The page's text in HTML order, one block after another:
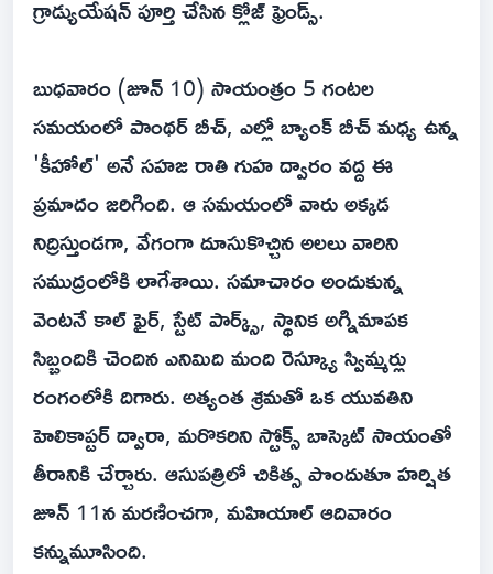
గ్రాడ్యుయేషన్ పూర్తి చేసిన క్లోజ్ ఫ్రెండ్స్.
బుధవారం (జూన్ 10) సాయంత్రం 5 గంటల
సమయంలో పాంథర్ బీచ్, ఎల్లో బ్యాంక్ బీచ్ మధ్య ఉన్న
'కీహోల్' అనే సహజ రాతి గుహ ద్వారం వద్ద ఈ
ప్రమాదం జరిగింది. ఆ సమయంలో వారు అక్కడ
నిద్రిస్తుండగా, వేగంగా దూసుకొచ్చిన అలలు వారిని
సముద్రంలోకి లాగేశాయి. సమాచారం అందుకున్న
వెంటనే కాల్ ఫైర్, స్టేట్ పార్క్స్, స్థానిక అగ్నిమాపక
సిబ్బందికి చెందిన ఎనిమిది మంది రెస్క్యూ స్విమ్మర్లు
రంగంలోకి దిగారు. అత్యంత శ్రమతో ఒక యువతిని
హెలికాప్టర్ ద్వారా, మరొకరిని స్టోక్స్ బాస్కెట్ సాయంతో
తీరానికి చేర్చారు. ఆసుపత్రిలో చికిత్స పొందుతూ హర్షిత
జూన్ 11న మరణించగా, మహియాల్ ఆదివారం
కన్నుమూసింది.